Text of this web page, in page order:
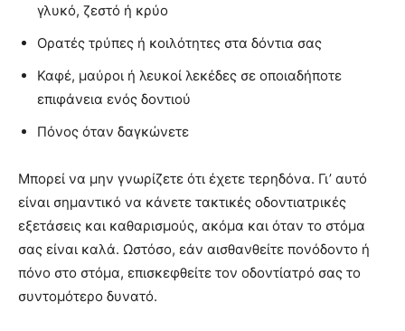
γλυκό, ζεστό ή κρύο
Ορατές τρύπες ή κοιλότητες στα δόντια σας
Καφέ, μαύροι ή λευκοί λεκέδες σε οποιαδήποτε
επιφάνεια ενός δοντιού
Πόνος όταν δαγκώνετε
Μπορεί να μην γνωρίζετε ότι έχετε τερηδόνα. Γι’ αυτό
είναι σημαντικό να κάνετε τακτικές οδοντιατρικές
εξετάσεις και καθαρισμούς, ακόμα και όταν το στόμα
σας είναι καλά. Ωστόσο, εάν αισθανθείτε πονόδοντο ή
πόνο στο στόμα, επισκεφθείτε τον οδοντίατρό σας το
συντομότερο δυνατό.